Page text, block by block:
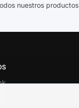
nuestros productos